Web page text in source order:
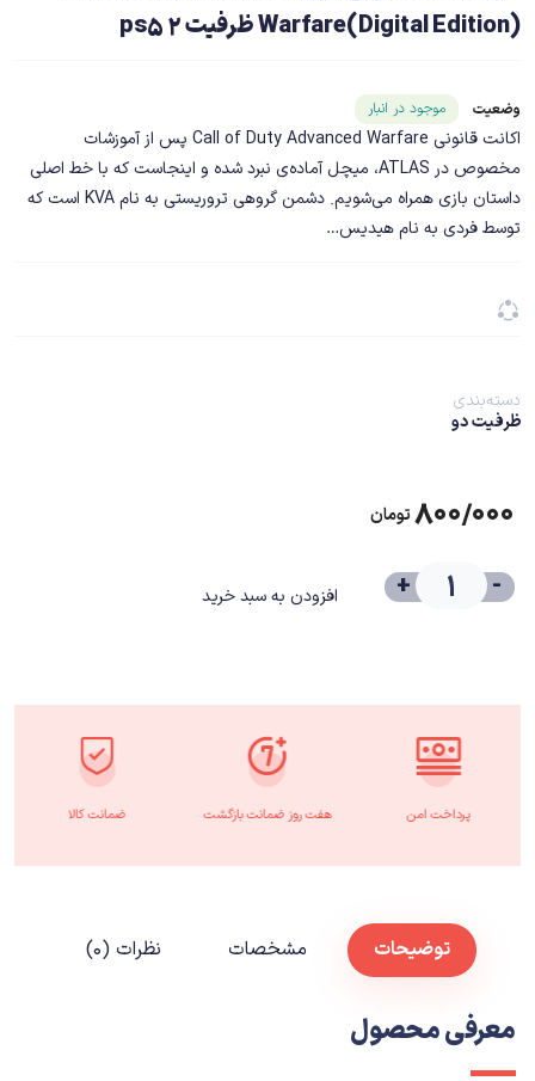
Warfare(Digital Edition) ظرفیت 2 ps5
وضعیت موجود در انبارشناسه محصول ۱۹۹۹۹
اکانت قانونی Call of Duty Advanced Warfare پس از آموزشات
مخصوص در ATLAS، میچل آماده‌ی نبرد شده و اینجاست که با خط اصلی
داستان بازی همراه می‌شویم. دشمن گروهی تروریستی به نام KVA است که
توسط فردی به نام هیدیس…
دسته‌بندی
ظرفیت دو
۸۰۰/۰۰۰تومان
-
+ افزودن به سبد خرید
پرداخت امن هفت روز ضمانت بازگشت ضمانت کالا
توضیحات مشخصات نظرات (۰)
معرفی محصول